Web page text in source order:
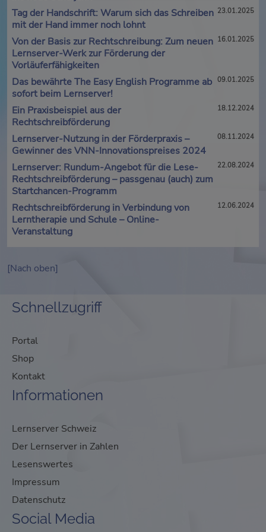
Tag der Handschrift: Warum sich das Schreiben
mit der Hand immer noch lohnt
23.01.2025
Von der Basis zur Rechtschreibung: Zum neuen
Lernserver-Werk zur Förderung der
Vorläuferfähigkeiten
16.01.2025
Das bewährte The Easy English Programme ab
sofort beim Lernserver!
09.01.2025
Ein Praxisbeispiel aus der
Rechtschreibförderung
18.12.2024
Lernserver-Nutzung in der Förderpraxis –
Gewinner des VNN-Innovationspreises 2024
08.11.2024
Lernserver: Rundum-Angebot für die Lese-
Rechtschreibförderung – passgenau (auch) zum
Startchancen-Programm
22.08.2024
Rechtschreibförderung in Verbindung von
Lerntherapie und Schule – Online-
Veranstaltung
12.06.2024
[Nach oben]
Schnellzugriff
Portal
Shop
Kontakt
Informationen
Lernserver Schweiz
Der Lernserver in Zahlen
Lesenswertes
Impressum
Datenschutz
Social Media